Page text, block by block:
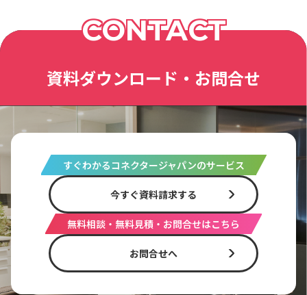
CONTACT
資料ダウンロード・お問合せ
すぐわかるコネクタージャパンのサービス
今すぐ資料請求する
無料相談・無料見積・お問合せはこちら
お問合せへ